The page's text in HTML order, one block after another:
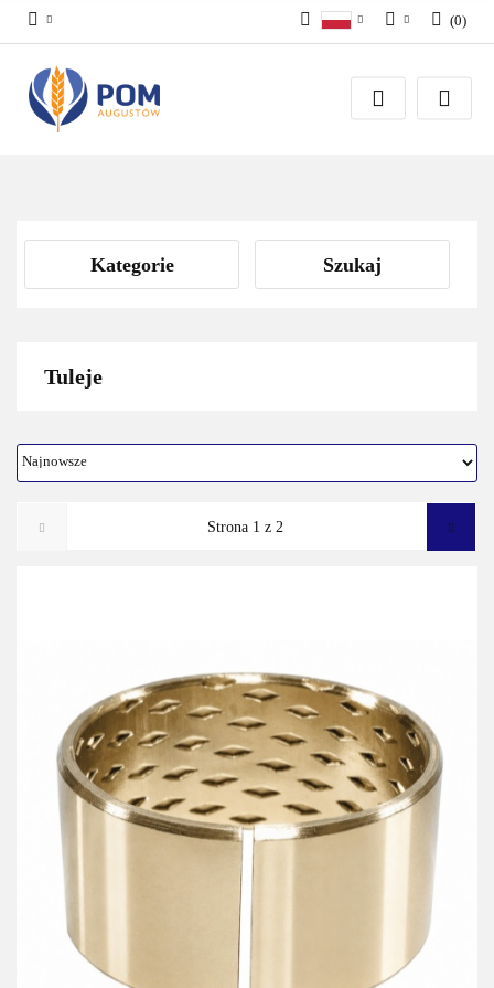
Zaloguj się
Załóż konto
(0)
Kategorie Szukaj
Tuleje